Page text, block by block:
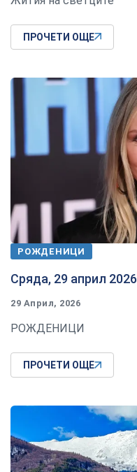
ПРОЧЕТИ ОЩЕ
РОЖДЕНИЦИ
Сряда, 29 април 2026
29 Април, 2026
РОЖДЕНИЦИ
ПРОЧЕТИ ОЩЕ